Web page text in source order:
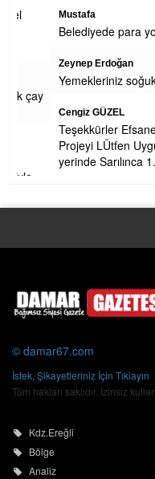
Mustafa
Belediyede para
Zeynep Erdoğan
Yemekleriniz soğuk ve
Cengiz GÜZEL
Teşekkürler Efsane
Projeyi LÜtfen Uygula
yerinde Sarılınca 1.2.3...
© damar67.com
İstek, Şikayetleriniz İçin Tıklayın
Tüm hakları saklıdır. İzinsiz
Kdz.Ereğli
Bölge
Analiz